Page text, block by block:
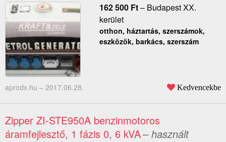
162 500 Ft– Budapest XX.
kerület
otthon, háztartás, szerszámok,
eszközök, barkács, szerszám
aprodx.hu – 2017.06.28. Kedvencekbe
Zipper ZI-STE950A benzinmotoros
áramfejlesztő, 1 fázis 0, 6 kVA– használt